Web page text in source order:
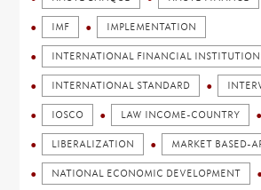
IMF IMPLEMENTATION
INTERNATIONAL FINANCIAL
INTERNATIONAL STANDARD
IOSCO LAW INCOME-COUNTRY
LIBERALIZATION MARKET BASED-
NATIONAL ECONOMIC DEVELOPMENT